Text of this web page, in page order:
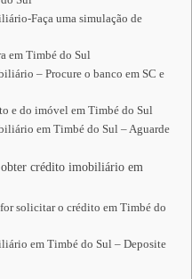
Faça uma simulação de
em Timbé do Sul
– Procure o banco em SC e
e do imóvel em Timbé do Sul
em Timbé do Sul – Aguarde
obter crédito imobiliário em
solicitar o crédito em Timbé do
em Timbé do Sul – Deposite